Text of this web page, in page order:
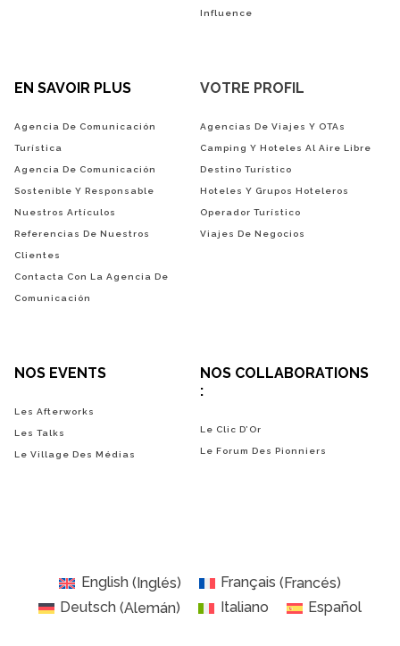
Influence
EN SAVOIR PLUS
Agencia De Comunicación
Turística
Agencia De Comunicación
Sostenible Y Responsable
Nuestros Artículos
Referencias De Nuestros
Clientes
Contacta Con La Agencia De
Comunicación
VOTRE PROFIL
Agencias De Viajes Y OTAs
Camping Y Hoteles Al Aire Libre
Destino Turístico
Hoteles Y Grupos Hoteleros
Operador Turístico
Viajes De Negocios
NOS EVENTS
Les Afterworks
Les Talks
Le Village Des Médias
NOS COLLABORATIONS
:
Le Clic D’Or
Le Forum Des Pionniers
English(Inglés) Français (Francés)
Deutsch (Alemán) Italiano Español